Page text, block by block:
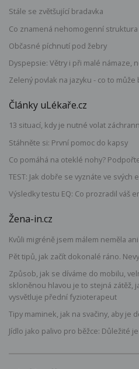
Stále se zvětšující bradavka
Co znamená nehomogenní
Občasné píchnutí pod žebry
Dyspepsie: Větry i při malé námaze,
Zelený povlak na jazyku - co to může
Články uLékaře.cz
13 situací, kdy je nutné volat
Stáhněte si: První pomoc do kapsy
Co pomáhá na oteklé nohy?
TEST: Jak dobře se vyznáte ve svých
Výsledky testu EQ: Co prozradil váš
Žena-in.cz
Kvůli migréně jsem málem neměla
Pět tipů, jak začít dokonalé ráno.
Způsob, jak se díváme do mobilu,
skloněnou hlavou je to stejná zátěž,
vysvětluje přední fyzioterapeut
Tipy maminek, jak na svačiny, aby je
Jídlo jako palivo pro běžce: Důležité